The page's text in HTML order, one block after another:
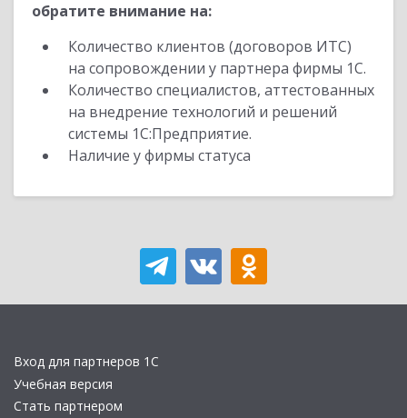
обратите внимание на:
Количество клиентов (договоров ИТС)
на сопровождении у партнера фирмы 1С.
Количество специалистов, аттестованных
на внедрение технологий и решений
системы 1С:Предприятие.
Наличие у фирмы статуса
Вход для партнеров 1С
Учебная версия
Стать партнером